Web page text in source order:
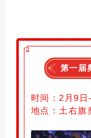
第一届
时间：2月9日
地点：土右旗